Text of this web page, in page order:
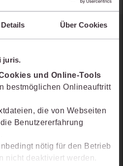
Details Über Cookies
juris.
und Online-Tools
bestmöglichen Onlineauftritt
die von Webseiten
Benutzererfahrung
nötig für den Betrieb
nicht deaktiviert werden.
nicht?
juris das Rechts- und
Zukunft gestaltet, welche
bietet und wie mit juris Ihre
effizienter werden.